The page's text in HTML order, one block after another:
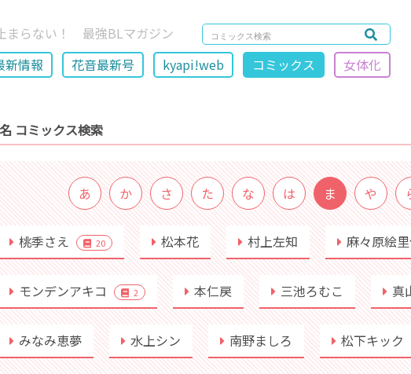
まらない！ 最強BLマガジン
新情報 花音最新号 kyapi!web コミックス 女体化
コミックス検索
あ か さ た な は ま や
桃季さえ 20 松本花 村上左知 麻々原絵
モンデンアキコ 2 本仁戻 三池ろむこ 真
みなみ恵夢 水上シン 南野ましろ 松下キック